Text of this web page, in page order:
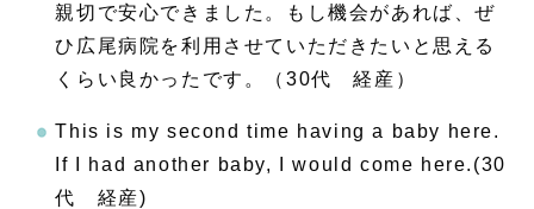
親切で安心できました。もし機会があれば、ぜ
ひ広尾病院を利用させていただきたいと思える
くらい良かったです。（30代 経産）
This is my second time having a baby here.
If I had another baby, I would come here.(30
代 経産)